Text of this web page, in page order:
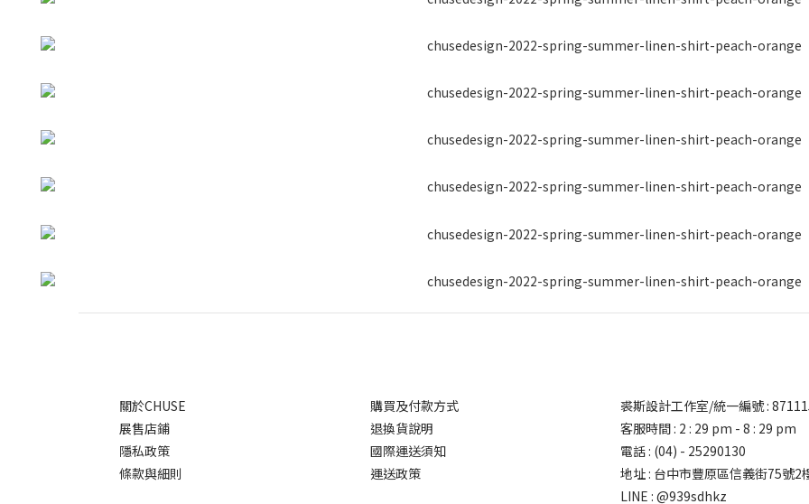
關於CHUSE
展售店鋪
隱私政策
條款與細則
購買及付款方式
退換貨說明
國際運送須知
運送政策
裘斯設計工作室/統一編號 :
客服時間 : 2 : 29 pm - 8 : 29 pm
電話 : (04) - 25290130
地址 : 台中市豐原區信義街75號2
LINE : @939sdhkz